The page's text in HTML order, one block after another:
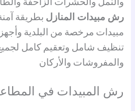
رش مبيدات المنازل بطريقة
مبيدات مرخصة من البلدية
تنظيف شامل وتعقيم كامل
والمفروشات والأركان
رش المبيدات في